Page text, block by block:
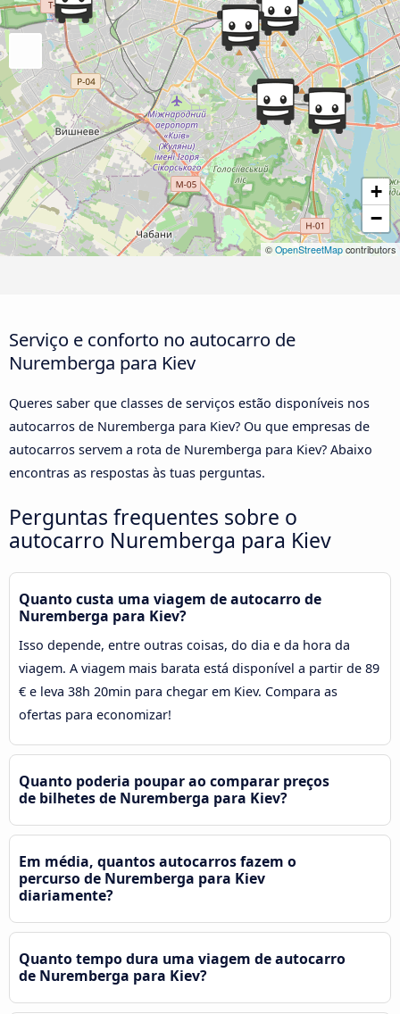
+
−
© OpenStreetMap contributors
Serviço e conforto no autocarro de
Nuremberga para Kiev
Queres saber que classes de serviços estão disponíveis nos
autocarros de Nuremberga para Kiev? Ou que empresas de
autocarros servem a rota de Nuremberga para Kiev? Abaixo
encontras as respostas às tuas perguntas.
Perguntas frequentes sobre o
autocarro Nuremberga para Kiev
Quanto custa uma viagem de autocarro de
Nuremberga para Kiev?
Isso depende, entre outras coisas, do dia e da hora da
viagem. A viagem mais barata está disponível a partir de 89
€ e leva 38h 20min para chegar em Kiev. Compara as
ofertas para economizar!
Quanto poderia poupar ao comparar preços
de bilhetes de Nuremberga para Kiev?
Em média, quantos autocarros fazem o
percurso de Nuremberga para Kiev
diariamente?
Quanto tempo dura uma viagem de autocarro
de Nuremberga para Kiev?